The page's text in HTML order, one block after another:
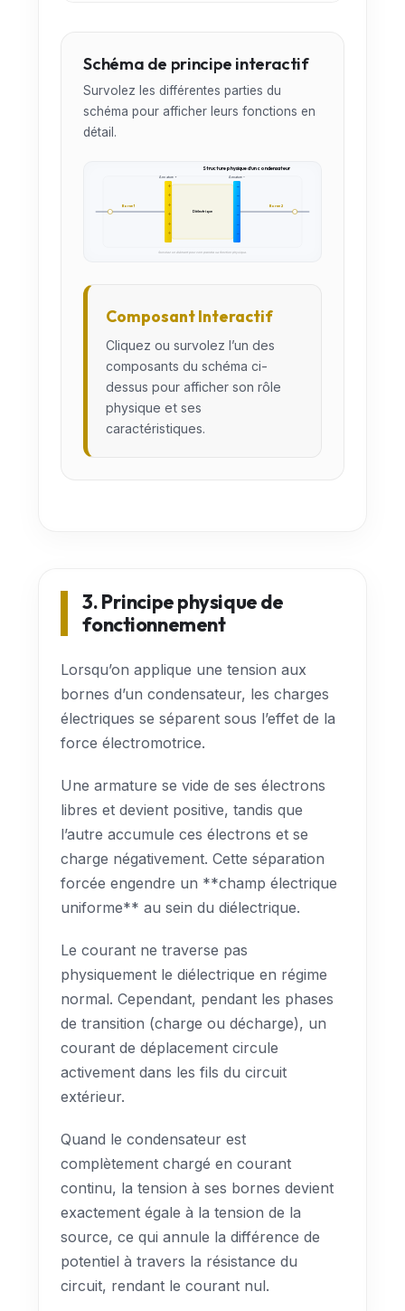
Schéma de principe interactif
Survolez les différentes parties du
schéma pour afficher leurs fonctions en
détail.
Structure physique d’un condensateur
Armature + Armature –
Diélectrique
Borne 1 Borne 2
+
+
+
+
+
+
–
–
–
–
–
–
Survolez un élément pour comprendre sa fonction physique.
Composant Interactif
Cliquez ou survolez l’un des
composants du schéma ci-
dessus pour afficher son rôle
physique et ses
caractéristiques.
3. Principe physique de
fonctionnement
Lorsqu’on applique une tension aux
bornes d’un condensateur, les charges
électriques se séparent sous l’effet de la
force électromotrice.
Une armature se vide de ses électrons
libres et devient positive, tandis que
l’autre accumule ces électrons et se
charge négativement. Cette séparation
forcée engendre un **champ électrique
uniforme** au sein du diélectrique.
Le courant ne traverse pas
physiquement le diélectrique en régime
normal. Cependant, pendant les phases
de transition (charge ou décharge), un
courant de déplacement circule
activement dans les fils du circuit
extérieur.
Quand le condensateur est
complètement chargé en courant
continu, la tension à ses bornes devient
exactement égale à la tension de la
source, ce qui annule la différence de
potentiel à travers la résistance du
circuit, rendant le courant nul.